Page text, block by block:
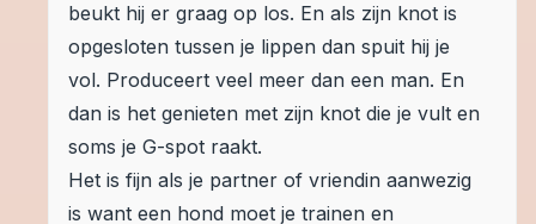
beukt hij er graag op los. En als zijn knot is
opgesloten tussen je lippen dan spuit hij je
vol. Produceert veel meer dan een man. En
dan is het genieten met zijn knot die je vult en
soms je G-spot raakt.
Het is fijn als je partner of vriendin aanwezig
is want een hond moet je trainen en